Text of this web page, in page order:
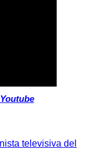
televisiva del